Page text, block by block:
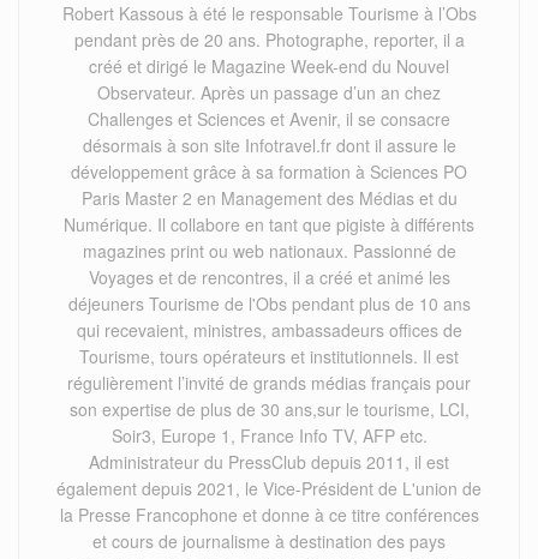
Robert Kassous à été le responsable Tourisme à l’Obs
pendant près de 20 ans. Photographe, reporter, il a
créé et dirigé le Magazine Week-end du Nouvel
Observateur. Après un passage d’un an chez
Challenges et Sciences et Avenir, il se consacre
désormais à son site Infotravel.fr dont il assure le
développement grâce à sa formation à Sciences PO
Paris Master 2 en Management des Médias et du
Numérique. Il collabore en tant que pigiste à différents
magazines print ou web nationaux. Passionné de
Voyages et de rencontres, il a créé et animé les
déjeuners Tourisme de l'Obs pendant plus de 10 ans
qui recevaient, ministres, ambassadeurs offices de
Tourisme, tours opérateurs et institutionnels. Il est
régulièrement l’invité de grands médias français pour
son expertise de plus de 30 ans,sur le tourisme, LCI,
Soir3, Europe 1, France Info TV, AFP etc.
Administrateur du PressClub depuis 2011, il est
également depuis 2021, le Vice-Président de L'union de
la Presse Francophone et donne à ce titre conférences
et cours de journalisme à destination des pays